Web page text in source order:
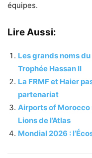
équipes.
Lire Aussi:
Les grands noms
Trophée Hassan II
La FRMF et Haier
partenariat
Airports of Morocco
Lions de l’Atlas
Mondial 2026 :